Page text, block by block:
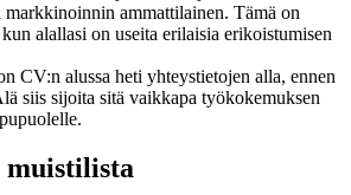
markkinoinnin ammattilainen. Tämä on
alallasi on useita erilaisia erikoistumisen
CV:n alussa heti yhteystietojen alla, ennen
siis sijoita sitä vaikkapa työkokemuksen